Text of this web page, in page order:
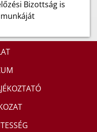
Bizottság is